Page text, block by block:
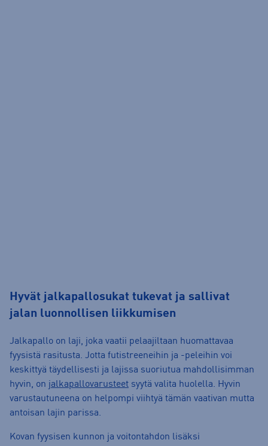
Hyvät jalkapallosukat tukevat ja sallivat
jalan luonnollisen liikkumisen
Jalkapallo on laji, joka vaatii pelaajiltaan huomattavaa
fyysistä rasitusta. Jotta futistreeneihin ja -peleihin voi
keskittyä täydellisesti ja lajissa suoriutua mahdollisimman
hyvin, on jalkapallovarusteet syytä valita huolella. Hyvin
varustautuneena on helpompi viihtyä tämän vaativan mutta
antoisan lajin parissa.
Kovan fyysisen kunnon ja voitontahdon lisäksi